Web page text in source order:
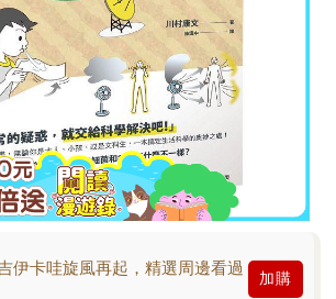
伊卡哇旋風再起，精選周邊看過
加購